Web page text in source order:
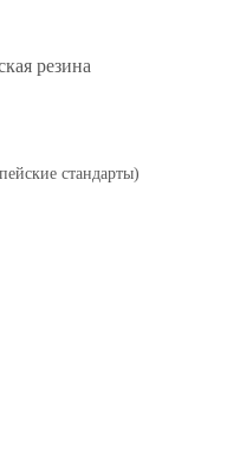
резина
стандарты)